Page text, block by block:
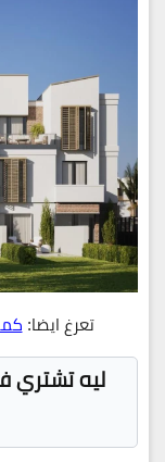
تعرغ ايضا:
ليه تشتري